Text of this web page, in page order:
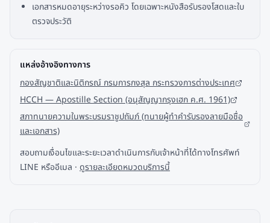
เอกสารหมดอายุระหว่างรอคิว โดยเฉพาะหนังสือรับรองโสดและใบ
ตรวจประวัติ
แหล่งอ้างอิงทางการ
กองสัญชาติและนิติกรณ์ กรมการกงสุล กระทรวงการต่างประเทศ
HCCH — Apostille Section (อนุสัญญากรุงเฮก ค.ศ. 1961)
สภาทนายความในพระบรมราชูปถัมภ์ (ทนายผู้ทำคำรับรองลายมือชื่อ
และเอกสาร)
สอบถามเงื่อนไขและระยะเวลาดำเนินการกับเจ้าหน้าที่ได้ทางโทรศัพท์
LINE หรืออีเมล · ดูรายละเอียดหมวดบริการนี้